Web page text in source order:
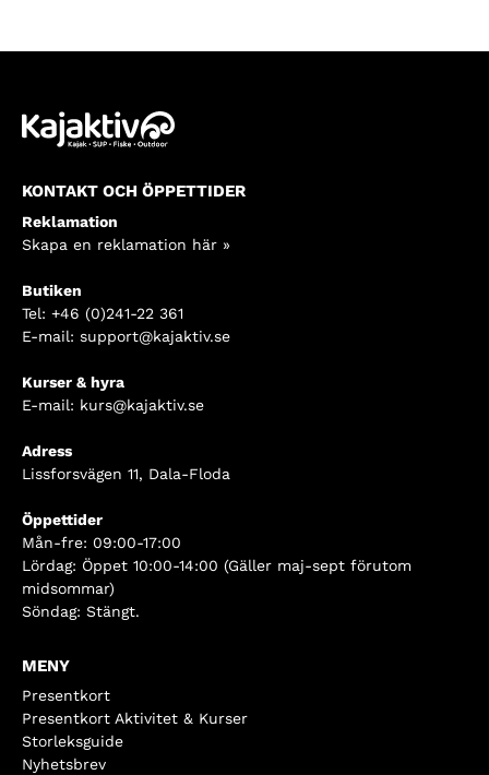
KONTAKT OCH ÖPPETTIDER
Reklamation
Skapa en reklamation här »
Butiken
Tel: +46 (0)241-22 361
E-mail: support@kajaktiv.se
Kurser & hyra
E-mail: kurs@kajaktiv.se
Adress
Lissforsvägen 11, Dala-Floda
Öppettider
Mån-fre: 09:00-17:00
Lördag: Öppet 10:00-14:00 (Gäller maj-sept förutom
midsommar)
Söndag: Stängt.
MENY
Presentkort
Presentkort Aktivitet & Kurser
Storleksguide
Nyhetsbrev